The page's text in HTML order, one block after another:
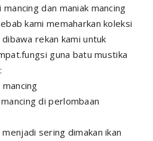
dan maniak mancing
kami memaharkan koleksi
rekan kami untuk
guna batu mustika
di perlombaan
sering dimakan ikan